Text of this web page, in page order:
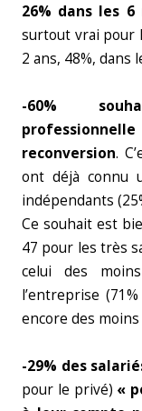
26% dans les 6
surtout vrai pour
2 ans, 48%, dans
-60%
reconversion.
ont déjà connu
indépendants
Ce souhait est
47 pour les très
celui des
l’entreprise
encore des moins
-29% des
pour le privé) «